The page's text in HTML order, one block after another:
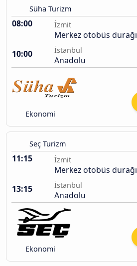
Süha Turizm
08:00 İzmit
Merkez otobüs durağı
10:00
İstanbul
Anadolu
Ekonomi
Seç Turizm
11:15 İzmit
Merkez otobüs durağı
13:15
İstanbul
Anadolu
Ekonomi